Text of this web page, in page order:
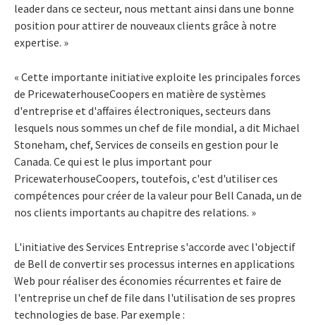
leader dans ce secteur, nous mettant ainsi dans une bonne
position pour attirer de nouveaux clients grâce à notre
expertise. »
« Cette importante initiative exploite les principales forces
de PricewaterhouseCoopers en matière de systèmes
d'entreprise et d'affaires électroniques, secteurs dans
lesquels nous sommes un chef de file mondial, a dit Michael
Stoneham, chef, Services de conseils en gestion pour le
Canada. Ce qui est le plus important pour
PricewaterhouseCoopers, toutefois, c'est d'utiliser ces
compétences pour créer de la valeur pour Bell Canada, un de
nos clients importants au chapitre des relations. »
L'initiative des Services Entreprise s'accorde avec l'objectif
de Bell de convertir ses processus internes en applications
Web pour réaliser des économies récurrentes et faire de
l'entreprise un chef de file dans l'utilisation de ses propres
technologies de base. Par exemple :